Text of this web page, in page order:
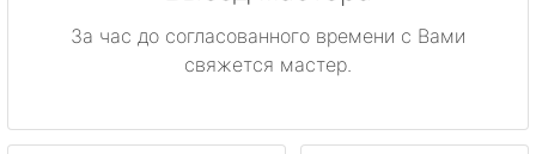
За час до согласованного времени с Вами
свяжется мастер.